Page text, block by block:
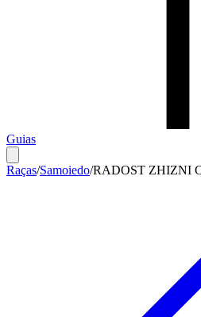
Guias
Raças/Samoiedo/RADOST ZHIZNI